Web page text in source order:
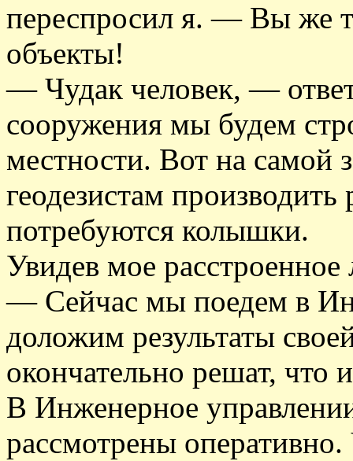
переспросил я. — Вы же
объекты!
— Чудак человек, —
сооружения мы будем
местности. Вот на самой
геодезистам производить
потребуются колышки.
Увидев мое
— Сейчас мы поедем в
доложим результаты
окончательно решат, что
В Инженерное
рассмотрены